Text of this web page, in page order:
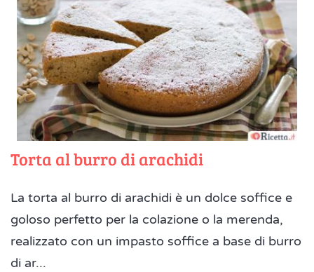
Torta al burro di arachidi
La torta al burro di arachidi è un dolce soffice e
goloso perfetto per la colazione o la merenda,
realizzato con un impasto soffice a base di burro
di ar...